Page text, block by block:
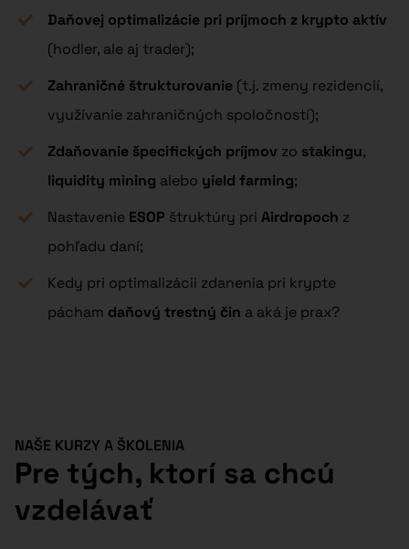
Daňovej optimalizácie pri príjmoch z krypto aktív
(hodler, ale aj trader);
Zahraničné štrukturovanie (t.j. zmeny rezidencií,
využívanie zahraničných spoločností);
Zdaňovanie špecifických príjmov zo stakingu,
liquidity mining alebo yield farming;
Nastavenie ESOP štruktúry pri Airdropoch z
pohľadu daní;
Kedy pri optimalizácii zdanenia pri krypte
pácham daňový trestný čin a aká je prax?
NAŠE KURZY A ŠKOLENIA
Pre tých, ktorí sa chcú
vzdelávať